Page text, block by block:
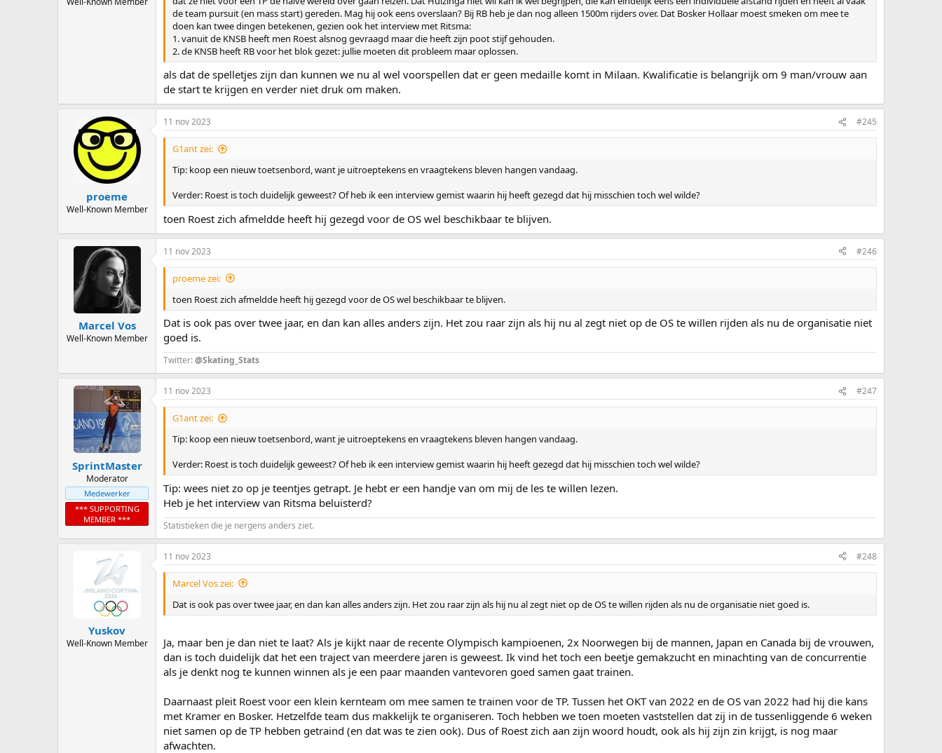
de team pursuit (en mass start) gereden. Mag hij ook eens overslaan? Bij RB heb je dan nog alleen 1500m rijders over. Dat Bosker Hollaar moest smeken om mee te
doen kan twee dingen betekenen, gezien ook het interview met Ritsma:
1. vanuit de KNSB heeft men Roest alsnog gevraagd maar die heeft zijn poot stijf gehouden.
2. de KNSB heeft RB voor het blok gezet: jullie moeten dit probleem maar oplossen.
als dat de spelletjes zijn dan kunnen we nu al wel voorspellen dat er geen medaille komt in Milaan. Kwalificatie is belangrijk om 9 man/vrouw aan
de start te krijgen en verder niet druk om maken.
proeme
Well-Known Member
11 nov 2023 #245
G1ant zei:
Tip: koop een nieuw toetsenbord, want je uitroeptekens en vraagtekens bleven hangen vandaag.
Verder: Roest is toch duidelijk geweest? Of heb ik een interview gemist waarin hij heeft gezegd dat hij misschien toch wel wilde?
toen Roest zich afmeldde heeft hij gezegd voor de OS wel beschikbaar te blijven.
Marcel Vos
Well-Known Member
11 nov 2023 #246
proeme zei:
toen Roest zich afmeldde heeft hij gezegd voor de OS wel beschikbaar te blijven.
Dat is ook pas over twee jaar, en dan kan alles anders zijn. Het zou raar zijn als hij nu al zegt niet op de OS te willen rijden als nu de organisatie niet
goed is.
Twitter:@Skating_Stats
SprintMaster
Moderator
Medewerker
*** SUPPORTING
MEMBER ***
11 nov 2023 #247
G1ant zei:
Tip: koop een nieuw toetsenbord, want je uitroeptekens en vraagtekens bleven hangen vandaag.
Verder: Roest is toch duidelijk geweest? Of heb ik een interview gemist waarin hij heeft gezegd dat hij misschien toch wel wilde?
Tip: wees niet zo op je teentjes getrapt. Je hebt er een handje van om mij de les te willen lezen.
Heb je het interview van Ritsma beluisterd?
Statistieken die je nergens anders ziet.
Yuskov
Well-Known Member
11 nov 2023 #248
Marcel Vos zei:
Dat is ook pas over twee jaar, en dan kan alles anders zijn. Het zou raar zijn als hij nu al zegt niet op de OS te willen rijden als nu de organisatie niet goed is.
Ja, maar ben je dan niet te laat? Als je kijkt naar de recente Olympisch kampioenen, 2x Noorwegen bij de mannen, Japan en Canada bij de vrouwen,
dan is toch duidelijk dat het een traject van meerdere jaren is geweest. Ik vind het toch een beetje gemakzucht en minachting van de concurrentie
als je denkt nog te kunnen winnen als je een paar maanden vantevoren goed samen gaat trainen.
Daarnaast pleit Roest voor een klein kernteam om mee samen te trainen voor de TP. Tussen het OKT van 2022 en de OS van 2022 had hij die kans
met Kramer en Bosker. Hetzelfde team dus makkelijk te organiseren. Toch hebben we toen moeten vaststellen dat zij in de tussenliggende 6 weken
niet samen op de TP hebben getraind (en dat was te zien ook). Dus of Roest zich aan zijn woord houdt, ook als hij zijn zin krijgt, is nog maar
afwachten.